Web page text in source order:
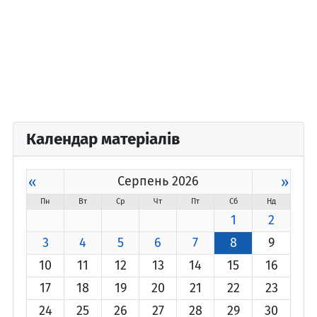
Календар матеріалів
« Серпень 2026 »
Пн Вт Ср Чт Пт Сб Нд
1
2
3
4 5 6 7 8
9
10
11 12 13 14 15
16
17
18 19 20 21 22
23
24
25 26 27 28 29
30